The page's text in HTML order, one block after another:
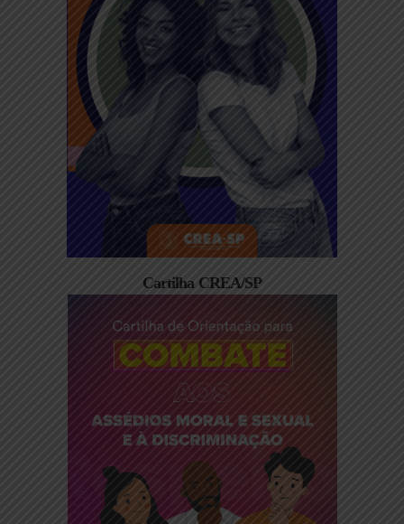
Cartilha CREA/SP